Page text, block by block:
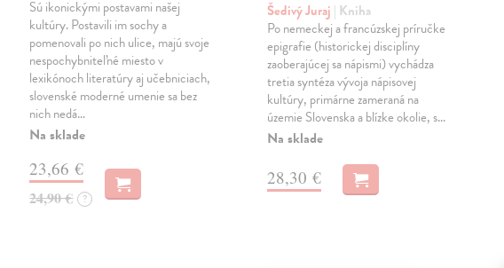
Sú ikonickými postavami našej
kultúry. Postavili im sochy a
pomenovali po nich ulice, majú svoje
nespochybniteľné miesto v
lexikónoch literatúry aj učebniciach,
slovenské moderné umenie sa bez
nich nedá…
Na sklade
23,66 €
24,90 € ?
Šedivý Juraj | Kniha
Po nemeckej a francúzskej príručke
epigrafie (historickej disciplíny
zaoberajúcej sa nápismi) vychádza
tretia syntéza vývoja nápisovej
kultúry, primárne zameraná na
územie Slovenska a blízke okolie, s…
Na sklade
28,30 €